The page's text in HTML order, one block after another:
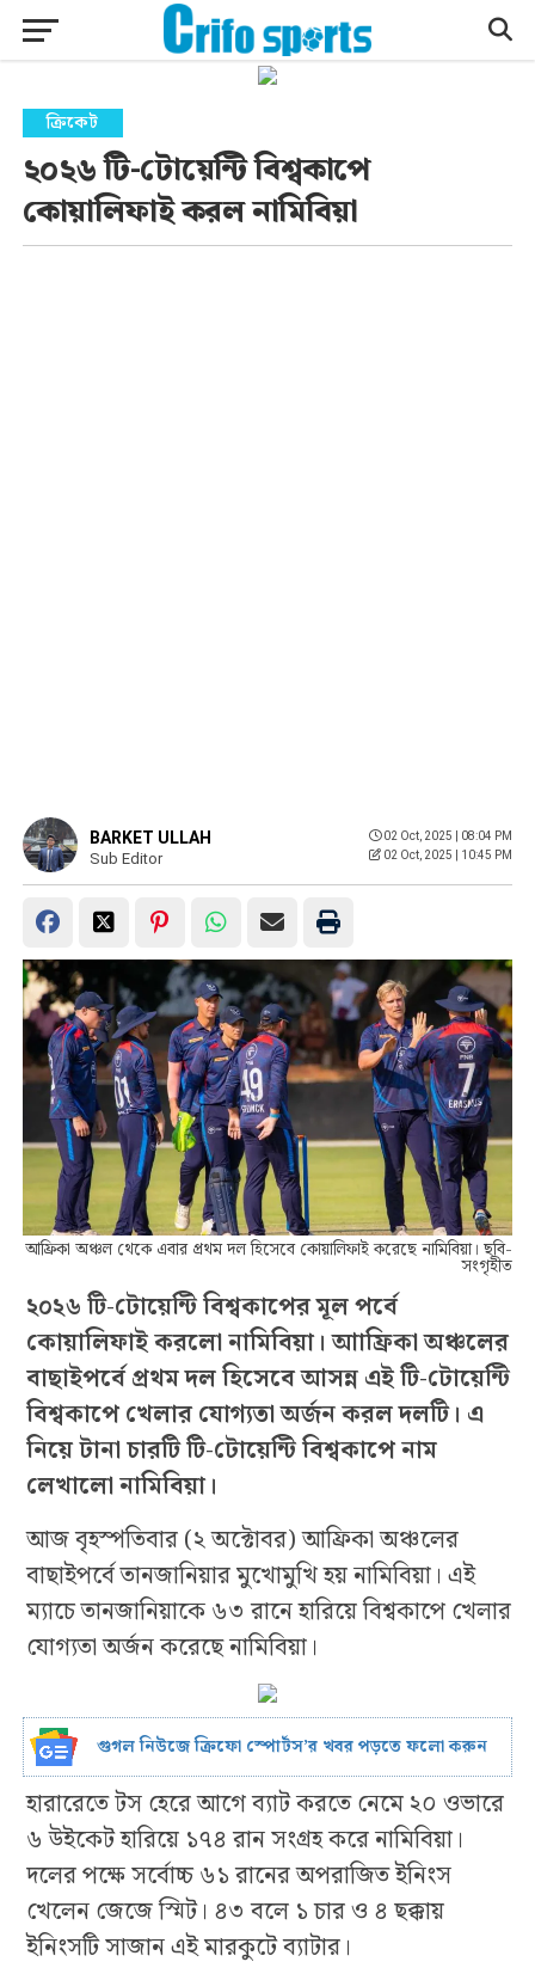
ক্রিকেট
২০২৬ টি-টোয়েন্টি বিশ্বকাপে
কোয়ালিফাই করল নামিবিয়া
BARKET ULLAH
Sub Editor
02 Oct, 2025 | 08:04 PM
02 Oct, 2025 | 10:45 PM
আফ্রিকা অঞ্চল থেকে এবার প্রথম দল হিসেবে কোয়ালিফাই করেছে নামিবিয়া। ছবি-
সংগৃহীত
২০২৬ টি-টোয়েন্টি বিশ্বকাপের মূল পর্বে
কোয়ালিফাই করলো নামিবিয়া। আাফ্রিকা অঞ্চলের
বাছাইপর্বে প্রথম দল হিসেবে আসন্ন এই টি-টোয়েন্টি
বিশ্বকাপে খেলার যোগ্যতা অর্জন করল দলটি। এ
নিয়ে টানা চারটি টি-টোয়েন্টি বিশ্বকাপে নাম
লেখালো নামিবিয়া।
আজ বৃহস্পতিবার (২ অক্টোবর) আফ্রিকা অঞ্চলের
বাছাইপর্বে তানজানিয়ার মুখোমুখি হয় নামিবিয়া। এই
ম্যাচে তানজানিয়াকে ৬৩ রানে হারিয়ে বিশ্বকাপে খেলার
যোগ্যতা অর্জন করেছে নামিবিয়া।
গুগল নিউজে ক্রিফো স্পোর্টস’র খবর পড়তে ফলো করুন
হারারেতে টস হেরে আগে ব্যাট করতে নেমে ২০ ওভারে
৬ উইকেট হারিয়ে ১৭৪ রান সংগ্রহ করে নামিবিয়া।
দলের পক্ষে সর্বোচ্চ ৬১ রানের অপরাজিত ইনিংস
খেলেন জেজে স্মিট। ৪৩ বলে ১ চার ও ৪ ছক্কায়
ইনিংসটি সাজান এই মারকুটে ব্যাটার।